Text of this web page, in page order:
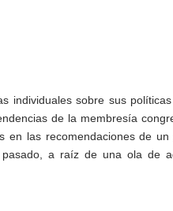
individuales sobre sus
de la membresía
en las recomendaciones de
a raíz de una ola de